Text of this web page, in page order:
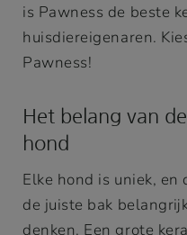
is Pawness de beste
huisdiereigenaren.
Pawness!
Het belang van
hond
Elke hond is uniek, en
de juiste bak
denken. Een grote